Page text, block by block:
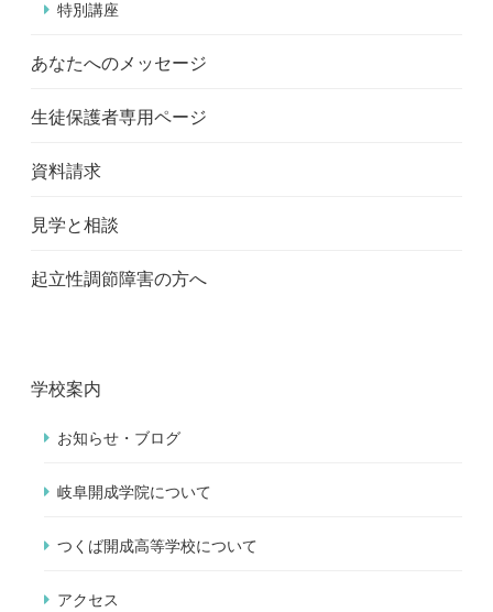
特別講座
あなたへのメッセージ
生徒保護者専用ページ
資料請求
見学と相談
起立性調節障害の方へ
学校案内
お知らせ・ブログ
岐阜開成学院について
つくば開成高等学校について
アクセス